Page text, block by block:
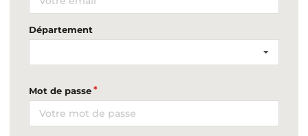
Département
Mot de passe